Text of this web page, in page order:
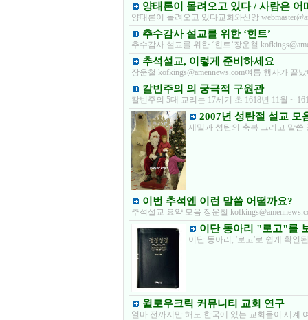
양태론이 몰려오고 있다 / 사람은 어
양태론이 몰려오고 있다교회와신앙
추수감사 설교를 위한 ‘힌트’
추수감사 설교를 위한 ‘힌트’장운철
추석설교, 이렇게 준비하세요
장운철 kofkings@amennews.com여름 행사가
칼빈주의 의 궁극적 구원관
칼빈주의 5대 교리는 17세기 초 1618년 11월 ~
2007년 성탄절 설교 모
세밑과 성탄의 축복 그리고 말씀
이번 추석엔 이런 말씀 어떨까요?
추석설교 요약 모음 장운철
이단 동아리 "로고"를
이단 동아리, '로고'로 쉽게 확인
윌로우크릭 커뮤니티 교회 연구
얼마 전까지만 해도 한국에 있는 교회들이 세계